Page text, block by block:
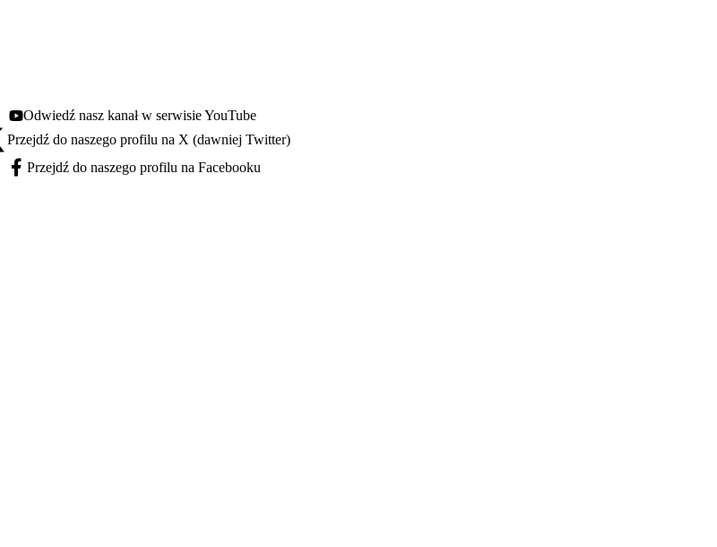
Youtube - otwiera się w nowej karcie
Odwiedź nasz kanał w serwisie YouTube
się w nowej karcie
Przejdź do naszego profilu na X (dawniej Twitter)
Facebook - otwiera się w nowej karcie
Przejdź do naszego profilu na Facebooku